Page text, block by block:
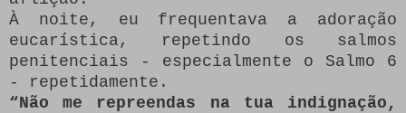
À noite, eu frequentava a adoração
eucarística, repetindo os salmos
penitenciais - especialmente o Salmo 6
- repetidamente.
“Não me repreendas na tua indignação,